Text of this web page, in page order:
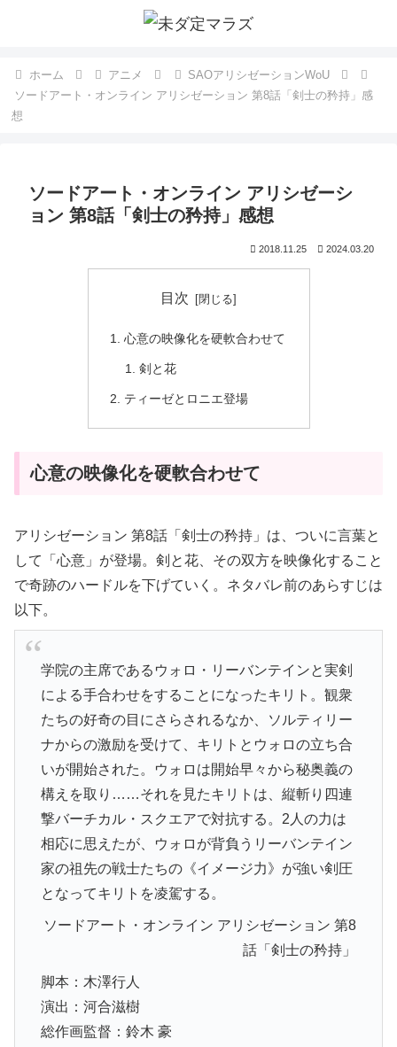
ホーム アニメ
SAOアリシゼーションWoU
ソードアート・オンライン アリシゼーション 第8話「剣士の矜持」感
想
ソードアート・オンライン アリシゼーシ
ョン 第8話「剣士の矜持」感想
2018.11.25 2024.03.20
目次
心意の映像化を硬軟合わせて
剣と花
ティーゼとロニエ登場
心意の映像化を硬軟合わせて
アリシゼーション 第8話「剣士の矜持」は、ついに言葉と
して「心意」が登場。剣と花、その双方を映像化すること
で奇跡のハードルを下げていく。ネタバレ前のあらすじは
以下。
学院の主席であるウォロ・リーバンテインと実剣
による手合わせをすることになったキリト。観衆
たちの好奇の目にさらされるなか、ソルティリー
ナからの激励を受けて、キリトとウォロの立ち合
いが開始された。ウォロは開始早々から秘奥義の
構えを取り……それを見たキリトは、縦斬り四連
撃バーチカル・スクエアで対抗する。2人の力は
相応に思えたが、ウォロが背負うリーバンテイン
家の祖先の戦士たちの《イメージ力》が強い剣圧
となってキリトを凌駕する。
ソードアート・オンライン アリシゼーション 第8
話「剣士の矜持」
脚本：木澤行人
演出：河合滋樹
総作画監督：鈴木 豪